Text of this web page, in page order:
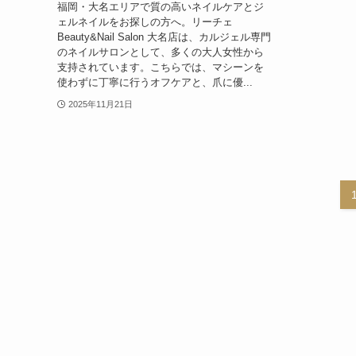
福岡・大名エリアで質の高いネイルケアとジ
ェルネイルをお探しの方へ。リーチェ
Beauty&Nail Salon 大名店は、カルジェル専門
のネイルサロンとして、多くの大人女性から
支持されています。こちらでは、マシーンを
使わずに丁寧に行うオフケアと、爪に優...
2025年11月21日
1